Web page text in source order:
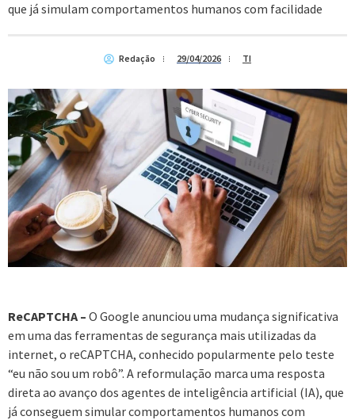
que já simulam comportamentos humanos com facilidade
Redação 29/04/2026 TI
ReCAPTCHA – O Google anunciou uma mudança significativa
em uma das ferramentas de segurança mais utilizadas da
internet, o reCAPTCHA, conhecido popularmente pelo teste
“eu não sou um robô”. A reformulação marca uma resposta
direta ao avanço dos agentes de inteligência artificial (IA), que
já conseguem simular comportamentos humanos com